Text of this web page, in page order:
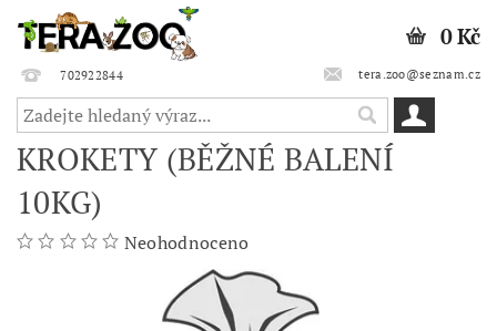
702922844 tera.zoo@seznam.cz
0 Kč
KROKETY (BĚŽNÉ BALENÍ
10KG)
Neohodnoceno